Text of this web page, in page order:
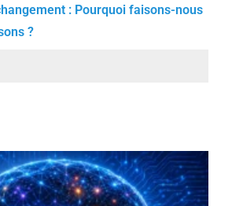
: Pourquoi faisons-nous
?